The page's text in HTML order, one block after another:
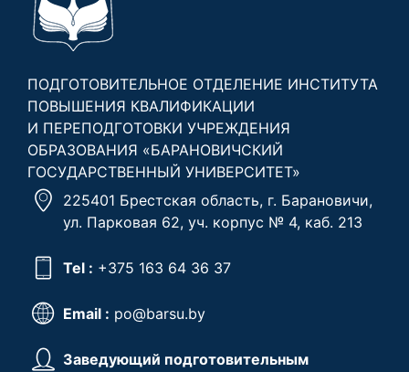
ПОДГОТОВИТЕЛЬНОЕ ОТДЕЛЕНИЕ ИНСТИТУТА
ПОВЫШЕНИЯ КВАЛИФИКАЦИИ
И ПЕРЕПОДГОТОВКИ УЧРЕЖДЕНИЯ
ОБРАЗОВАНИЯ «БАРАНОВИЧСКИЙ
ГОСУДАРСТВЕННЫЙ УНИВЕРСИТЕТ»
225401 Брестская область, г. Барановичи,
ул. Парковая 62, уч. корпус № 4, каб. 213
Tel : +375 163 64 36 37
Email : po@barsu.by
Заведующий подготовительным